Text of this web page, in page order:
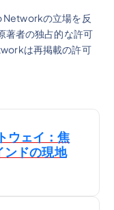
Networkの立場を反
著者の独占的な許可
は再掲載の許可
ウェイ：焦
ンドの現地